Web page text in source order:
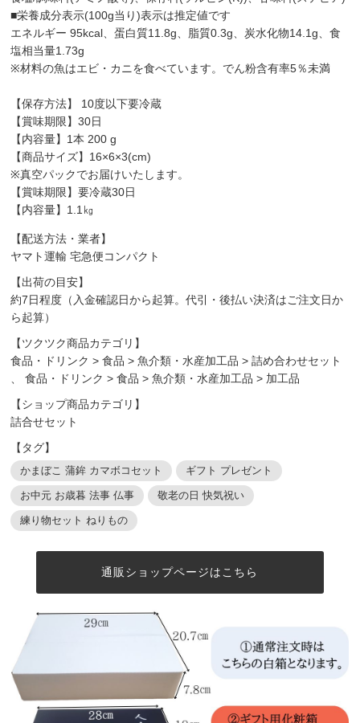
■栄養成分表示(100g当り)表示は推定値です
エネルギー 95kcal、蛋白質11.8g、脂質0.3g、炭水化物14.1g、食
塩相当量1.73g
※材料の魚はエビ・カニを食べています。でん粉含有率5％未満
【保存方法】 10度以下要冷蔵
【賞味期限】30日
【内容量】1本 200 g
【商品サイズ】16×6×3(cm)
※真空パックでお届けいたします。
【賞味期限】要冷蔵30日
【内容量】1.1㎏
【配送方法・業者】
ヤマト運輸 宅急便コンパクト
【出荷の目安】
約7日程度（入金確認日から起算。代引・後払い決済はご注文日か
ら起算）
【ツクツク商品カテゴリ】
食品・ドリンク >食品 >魚介類・水産加工品 >詰め合わせセット
、食品・ドリンク >食品 >魚介類・水産加工品 > 加工品
【ショップ商品カテゴリ】
詰合せセット
【タグ】
かまぼこ 蒲鉾 カマボコセット ギフト プレゼント
お中元 お歳暮 法事 仏事 敬老の日 快気祝い
練り物セット ねりもの
通販ショップページはこちら